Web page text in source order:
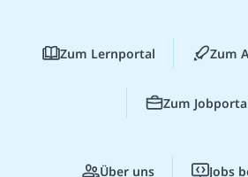
Zum Lernportal Zum
Zum
Über uns Jobs